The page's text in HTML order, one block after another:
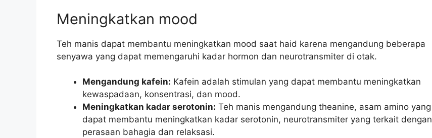
Meningkatkan mood
Teh manis dapat membantu meningkatkan mood saat haid karena mengandung beberapa
senyawa yang dapat memengaruhi kadar hormon dan neurotransmiter di otak.
Mengandung kafein: Kafein adalah stimulan yang dapat membantu meningkatkan
kewaspadaan, konsentrasi, dan mood.
Meningkatkan kadar serotonin: Teh manis mengandung theanine, asam amino yang
dapat membantu meningkatkan kadar serotonin, neurotransmiter yang terkait dengan
perasaan bahagia dan relaksasi.